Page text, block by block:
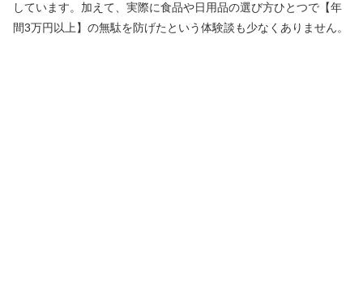
しています。加えて、実際に食品や日用品の選び方ひとつで【年
間3万円以上】の無駄を防げたという体験談も少なくありません。